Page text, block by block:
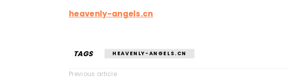
heavenly-angels.cn
TAGS HEAVENLY-ANGELS.CN
Previous article